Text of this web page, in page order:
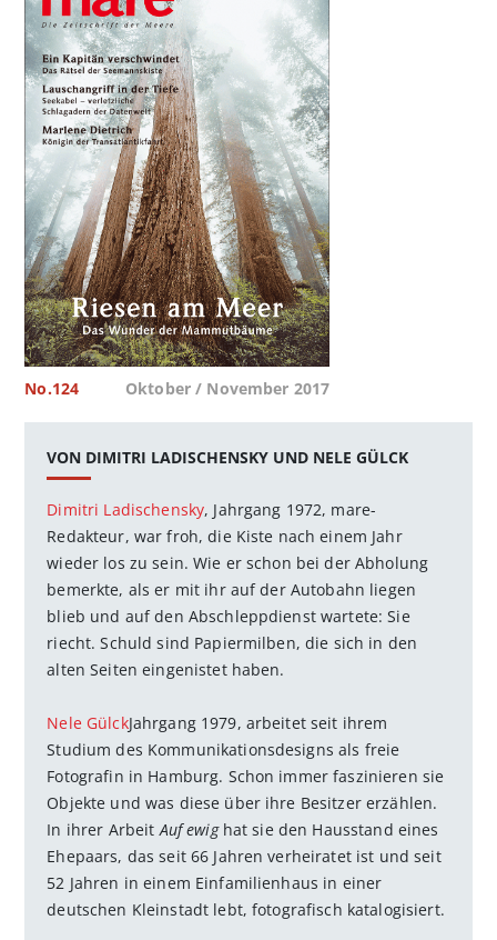
No.124 Oktober / November 2017
VON DIMITRI LADISCHENSKY UND NELE GÜLCK
Dimitri Ladischensky, Jahrgang 1972, mare-
Redakteur, war froh, die Kiste nach einem Jahr
wieder los zu sein. Wie er schon bei der Abholung
bemerkte, als er mit ihr auf der Autobahn liegen
blieb und auf den Abschleppdienst wartete: Sie
riecht. Schuld sind Papiermilben, die sich in den
alten Seiten eingenistet haben.
Nele GülckJahrgang 1979, arbeitet seit ihrem
Studium des Kommunikationsdesigns als freie
Fotografin in Hamburg. Schon immer faszinieren sie
Objekte und was diese über ihre Besitzer erzählen.
In ihrer ArbeitAuf ewighat sie den Hausstand eines
Ehepaars, das seit 66 Jahren verheiratet ist und seit
52 Jahren in einem Einfamilienhaus in einer
deutschen Kleinstadt lebt, fotografisch katalogisiert.